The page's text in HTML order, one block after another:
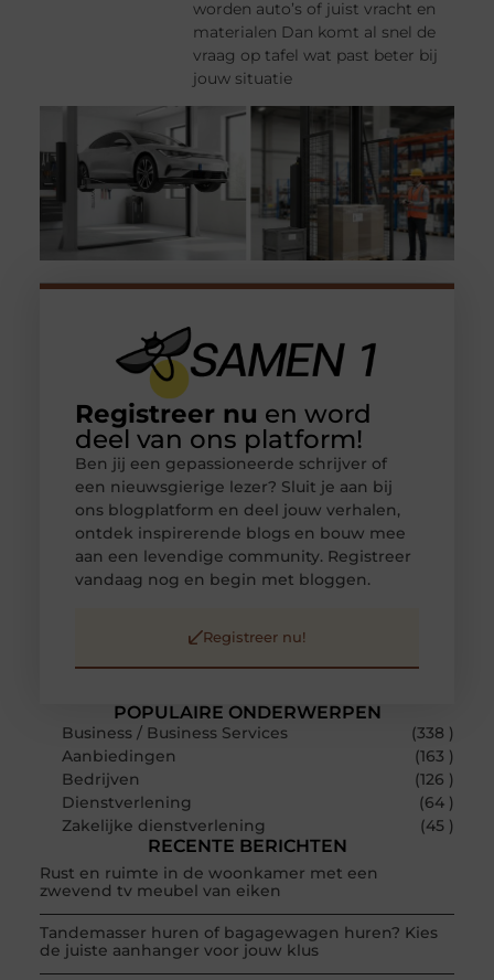
worden auto’s of juist vracht en
materialen Dan komt al snel de
vraag op tafel wat past beter bij
jouw situatie
POPULAIRE ONDERWERPEN
Business / Business Services
(338 )
Aanbiedingen
(163 )
Bedrijven
(126 )
Dienstverlening
(64 )
Zakelijke dienstverlening
(45 )
RECENTE BERICHTEN
Rust en ruimte in de woonkamer met een
zwevend tv meubel van eiken
Tandemasser huren of bagagewagen huren? Kies
de juiste aanhanger voor jouw klus
Registreer nu en word
deel van ons platform!
Ben jij een gepassioneerde schrijver of
een nieuwsgierige lezer? Sluit je aan bij
ons blogplatform en deel jouw verhalen,
ontdek inspirerende blogs en bouw mee
aan een levendige community. Registreer
vandaag nog en begin met bloggen.
Registreer nu!